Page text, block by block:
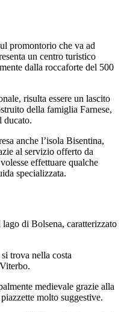
promontorio che va ad
un centro turistico
dalla roccaforte del 500
risulta essere un lascito
della famiglia Farnese,
ducato.
anche l’isola Bisentina,
al servizio offerto da
effettuare qualche
specializzata.
di Bolsena, caratterizzato
trova nella costa
medievale grazie alla
molto suggestive.